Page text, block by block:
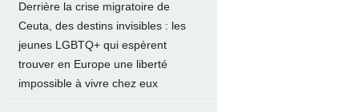
Derrière la crise migratoire de
Ceuta, des destins invisibles : les
jeunes LGBTQ+ qui espèrent
trouver en Europe une liberté
impossible à vivre chez eux